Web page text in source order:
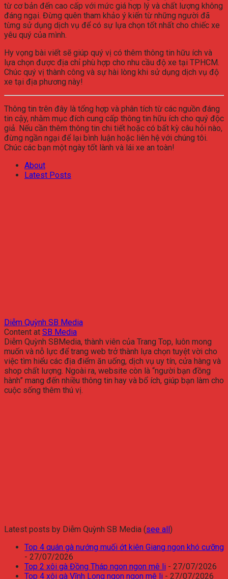
từ cơ bản đến cao cấp với mức giá hợp lý và chất lượng không
đáng ngại. Đừng quên tham khảo ý kiến từ những người đã
từng sử dụng dịch vụ để có sự lựa chọn tốt nhất cho chiếc xe
yêu quý của mình.
Hy vọng bài viết sẽ giúp quý vị có thêm thông tin hữu ích và
lựa chọn được địa chỉ phù hợp cho nhu cầu độ xe tại TPHCM.
Chúc quý vị thành công và sự hài lòng khi sử dụng dịch vụ độ
xe tại địa phương này!
Thông tin trên đây là tổng hợp và phân tích từ các nguồn đáng
tin cậy, nhằm mục đích cung cấp thông tin hữu ích cho quý độc
giả. Nếu cần thêm thông tin chi tiết hoặc có bất kỳ câu hỏi nào,
đừng ngần ngại để lại bình luận hoặc liên hệ với chúng tôi.
Chúc các bạn một ngày tốt lành và lái xe an toàn!
About
Latest Posts
Diễm Quỳnh SB Media
Content at SB Media
Diễm Quỳnh SBMedia, thành viên của Trang Top, luôn mong
muốn và nỗ lực để trang web trở thành lựa chọn tuyệt vời cho
việc tìm hiểu các địa điểm ăn uống, dịch vụ uy tín, cửa hàng và
shop chất lượng. Ngoài ra, website còn là “người bạn đồng
hành” mang đến nhiều thông tin hay và bổ ích, giúp bạn làm cho
cuộc sống thêm thú vị.
Latest posts by Diễm Quỳnh SB Media (see all)
Top 4 quán gà nướng muối ớt kiên Giang ngon khó cưỡng
- 27/07/2026
Top 2 xôi gà Đồng Tháp ngon ngon mê li - 27/07/2026
Top 4 xôi gà Vĩnh Long ngon ngon mê li - 27/07/2026